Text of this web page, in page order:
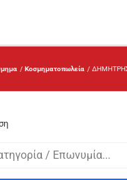
Κοσμηματοπωλεία